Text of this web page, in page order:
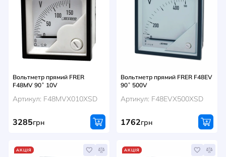
Вольтметр прямий FRER
F48MV 90˚ 10V
Артикул: F48MVX010XSD
3285грн
Вольтметр прямий FRER F48EV
90˚ 500V
Артикул: F48EVX500XSD
1762грн
АКЦІЯ АКЦІЯ